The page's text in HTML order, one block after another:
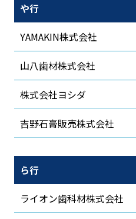
や行
YAMAKIN株式会社
山八歯材株式会社
株式会社ヨシダ
吉野石膏販売株式会社
ら行
ライオン歯科材株式会社